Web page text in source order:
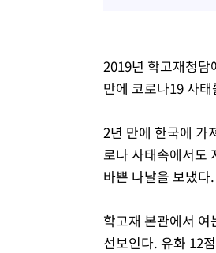
2019년 학고재청담
만에 코로나19 사
2년 만에 한국에 가
로나 사태속에서도
바쁜 나날을 보냈다.
학고재 본관에서
선보인다. 유화 12